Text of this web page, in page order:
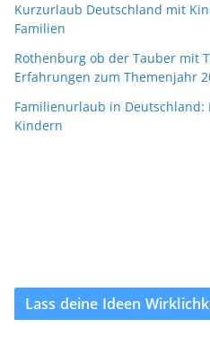
Kurzurlaub Deutschland mit
Familien
Rothenburg ob der Tauber mit
Erfahrungen zum Themenjahr
Familienurlaub in Deutschland:
Kindern
Lass deine Ideen